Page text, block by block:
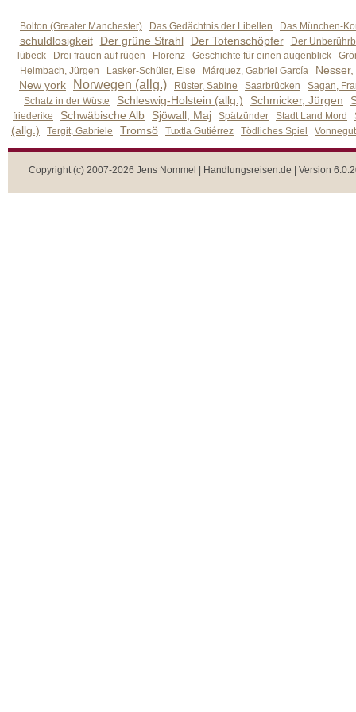
Bolton (Greater Manchester) Das Gedächtnis der Libellen Das München-
schuldlosigkeit Der grüne Strahl Der Totenschöpfer
Der
lübeck
Drei frauen auf rügen Florenz Geschichte für einen augenblick
Heimbach, Jürgen
Lasker-Schüler, Else Márquez, Gabriel García
New york
Norwegen (allg.) Rüster, Sabine Saarbrücken
Sagan,
Schatz in der Wüste
Schleswig-Holstein (allg.) Schmicker, Jürgen
friederike Schwäbische Alb Sjöwall, Maj Spätzünder Stadt Land Mord
(allg.) Tergit, Gabriele Tromsö Tuxtla Gutiérrez Tödliches Spiel
Copyright (c) 2007-2026 Jens Nommel | Handlungsreisen.de | Version